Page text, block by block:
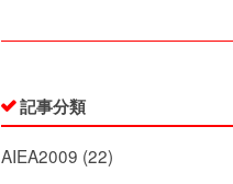
記事分類
AIEA2009 (22)